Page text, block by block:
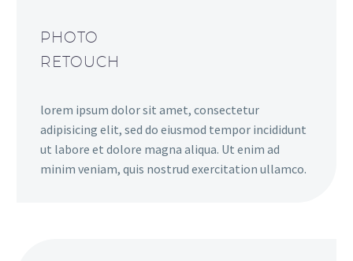
PHOTO
RETOUCH
lorem ipsum dolor sit amet, consectetur
adipisicing elit, sed do eiusmod tempor incididunt
ut labore et dolore magna aliqua. Ut enim ad
minim veniam, quis nostrud exercitation ullamco.